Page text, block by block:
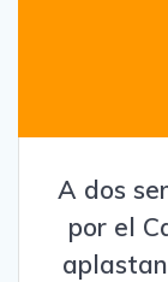
A dos
por el